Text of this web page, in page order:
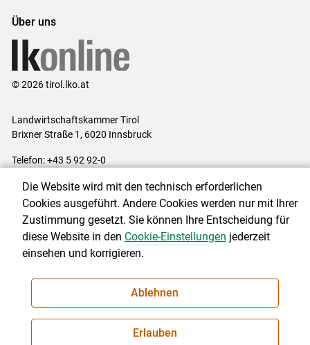
Über uns
© 2026 tirol.lko.at
Landwirtschaftskammer Tirol
Brixner Straße 1, 6020 Innsbruck
Telefon: +43 5 92 92-0
Impressum|Kontakt|Datenschutzerklärung|Barrierefreiheit|
Cookie-Einstellungen
NEWSLETTER
Die Website wird mit den technisch erforderlichen
Cookies ausgeführt. Andere Cookies werden nur mit Ihrer
Zustimmung gesetzt. Sie können Ihre Entscheidung für
diese Website in den Cookie-Einstellungen jederzeit
einsehen und korrigieren.
Ablehnen
Erlauben